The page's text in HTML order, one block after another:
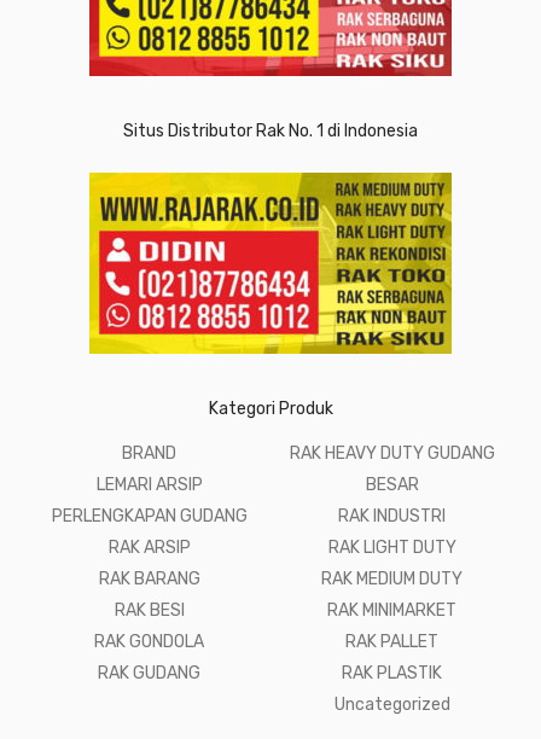
Situs Distributor Rak No. 1 di Indonesia
Kategori Produk
BRAND
LEMARI ARSIP
PERLENGKAPAN GUDANG
RAK ARSIP
RAK BARANG
RAK BESI
RAK GONDOLA
RAK GUDANG
RAK HEAVY DUTY GUDANG
BESAR
RAK INDUSTRI
RAK LIGHT DUTY
RAK MEDIUM DUTY
RAK MINIMARKET
RAK PALLET
RAK PLASTIK
Uncategorized